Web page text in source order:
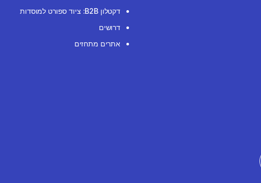
דקטלון B2B: ציוד ספורט למוסדות
דרושים
אתרים מתחזים